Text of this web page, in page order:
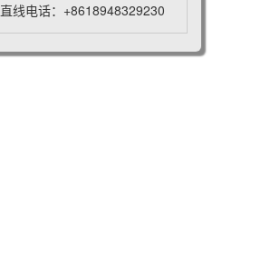
直线电话：+8618948329230